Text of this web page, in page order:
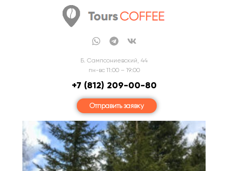
Б. Сампсониевский, 44
пн-вс 11:00 – 19:00
+7 (812) 209-00-80
Отправить заявку